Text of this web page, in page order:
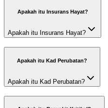
Apakah itu Insurans Hayat?
Apakah itu Insurans Hayat?
Apakah itu Kad Perubatan?
Apakah itu Kad Perubatan?